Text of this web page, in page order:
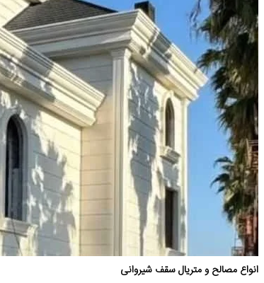
انواع مصالح و متریال سقف شیروانی